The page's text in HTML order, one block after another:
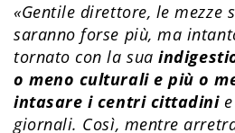
«Gentile direttore, le mezze
saranno forse più, ma
tornato con la sua
o meno culturali e più o
intasare i centri cittadinie
giornali. Così, mentre